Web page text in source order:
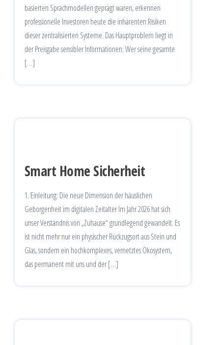
basierten Sprachmodellen geprägt waren, erkennen
professionelle Investoren heute die inhärenten Risiken
dieser zentralisierten Systeme. Das Hauptproblem liegt in
der Preisgabe sensibler Informationen: Wer seine gesamte
[…]
Smart Home Sicherheit
1. Einleitung: Die neue Dimension der häuslichen
Geborgenheit im digitalen Zeitalter Im Jahr 2026 hat sich
unser Verständnis von „Zuhause“ grundlegend gewandelt. Es
ist nicht mehr nur ein physischer Rückzugsort aus Stein und
Glas, sondern ein hochkomplexes, vernetztes Ökosystem,
das permanent mit uns und der […]